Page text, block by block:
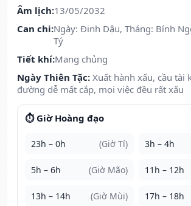
Âm lịch:13/05/2032
Can chi:Ngày: Đinh Dậu, Tháng: Bính
Tý
Tiết khí:Mang chủng
Ngày Thiên Tặc: Xuất hành xấu, cầu tài
đường dễ mất cắp, mọi việc đều rất xấu
⏱️ Giờ Hoàng đạo
23h – 0h (Giờ Tí) 3h – 4h
5h – 6h (Giờ Mão) 11h – 12h
13h – 14h (Giờ Mùi) 17h – 18h